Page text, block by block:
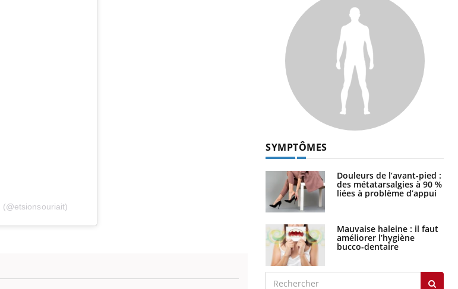
SYMPTÔMES
Douleurs de l’avant-pied :
des métatarsalgies à 90 %
liées à problème d’appui
Mauvaise haleine : il faut
améliorer l’hygiène
bucco-dentaire